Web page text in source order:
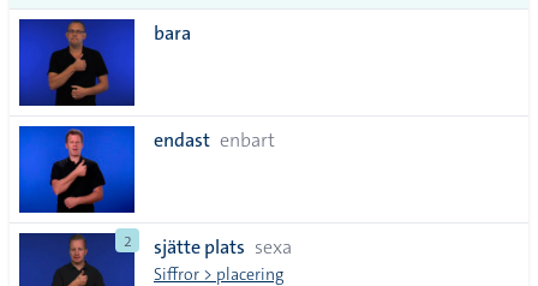
alla i
bara
endast enbart
2 sjätte plats sexa
Siffror > placering